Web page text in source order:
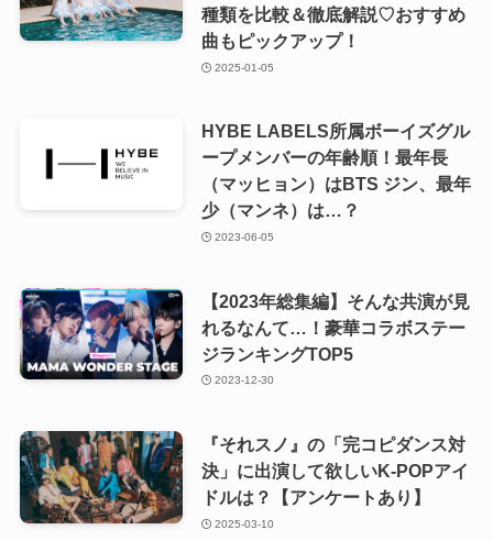
種類を比較＆徹底解説♡おすすめ
曲もピックアップ！
2025-01-05
HYBE LABELS所属ボーイズグル
ープメンバーの年齢順！最年長
（マッヒョン）はBTS ジン、最年
少（マンネ）は…？
2023-06-05
【2023年総集編】そんな共演が見
れるなんて…！豪華コラボステー
ジランキングTOP5
2023-12-30
『それスノ』の「完コピダンス対
決」に出演して欲しいK-POPアイ
ドルは？【アンケートあり】
2025-03-10